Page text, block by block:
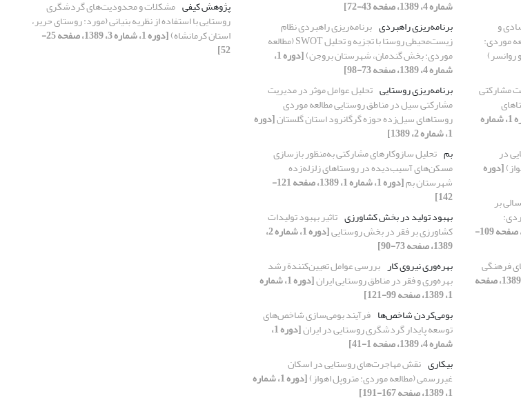
و
موردی:
روانسر)
مشارکتی
[دوره 1، شماره
در
[دوره
بر
[دوره 1، شماره 3، 1389، صفحه 109-
فرهنگی
[دوره 1، شماره 3، 1389، صفحه
شماره 4، 1389، صفحه 43-72]
برنامه‌ریزی راهبردی برنامه‌ریزی راهبردی نظام
زیست‌محیطی روستا با تجزیه و تحلیل SWOT (مطالعه
موردی: بخش گندمان، شهرستان بروجن) [دوره 1،
شماره 4، 1389، صفحه 73-98]
برنامه‌ریزی روستایی تحلیل عوامل موثر در مدیریت
مشارکتی سیل در مناطق روستایی مطالعه موردی
روستاهای سیل‌زده حوزه گرگانرود استان گلستان[دوره
1، شماره 2، 1389]
بم تحلیل سازوکارهای مشارکتی به‌منظور بازسازی
مسکن‌های آسیب‌دیده در روستاهای زلزله‌زده
شهرستان بم [دوره 1، شماره 1، 1389، صفحه 121-
142]
بهبود تولید در بخش کشاورزی تاثیر بهبود تولیدات
کشاورزی بر فقر در بخش روستایی [دوره 1، شماره 2،
1389، صفحه 73-90]
بهره‌وری نیروی کار بررسی عوامل تعیین‌کنندة رشد
بهره‌وری و فقر در مناطق روستایی ایران [دوره 1، شماره
1، 1389، صفحه 99-121]
بومی‌کردن شاخص‌ها فرآیند بومی‌سازی شاخص‌های
توسعه پایدار گردشگری روستایی در ایران [دوره 1،
شماره 4، 1389، صفحه 1-41]
بیکاری نقش مهاجرت‌های روستایی در اسکان
غیررسمی (مطالعه موردی: متروپل اهواز) [دوره 1، شماره
1، 1389، صفحه 167-191]
پژوهش کیفی مشکلات و محدودیت‌های گردشگری
روستایی با استفاده از نظریه بنیانی (مورد: روستای حریر،
استان کرمانشاه) [دوره 1، شماره 3، 1389، صفحه 25-
52]